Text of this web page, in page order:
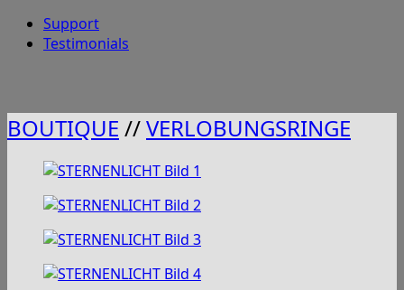
Support
Testimonials
BOUTIQUE //VERLOBUNGSRINGE